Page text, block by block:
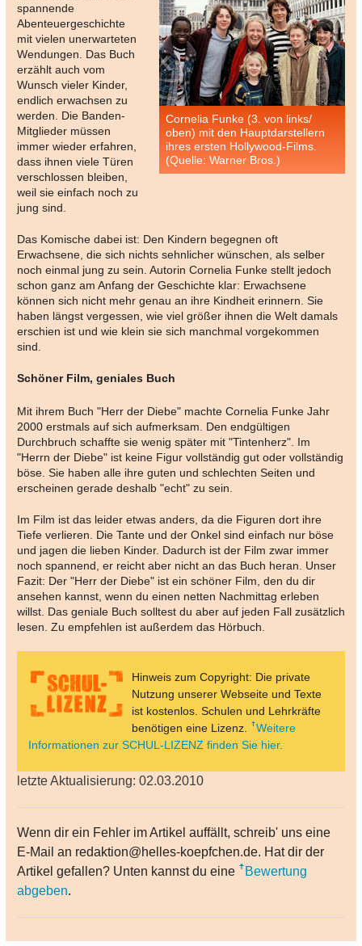
Cornelia Funke (3. von links/
oben) mit den Hauptdarstellern
ihres ersten Hollywood-Films.
(Quelle: Warner Bros.)
spannende
Abenteuergeschichte
mit vielen unerwarteten
Wendungen. Das Buch
erzählt auch vom
Wunsch vieler Kinder,
endlich erwachsen zu
werden. Die Banden-
Mitglieder müssen
immer wieder erfahren,
dass ihnen viele Türen
verschlossen bleiben,
weil sie einfach noch zu
jung sind.
Das Komische dabei ist: Den Kindern begegnen oft
Erwachsene, die sich nichts sehnlicher wünschen, als selber
noch einmal jung zu sein. Autorin Cornelia Funke stellt jedoch
schon ganz am Anfang der Geschichte klar: Erwachsene
können sich nicht mehr genau an ihre Kindheit erinnern. Sie
haben längst vergessen, wie viel größer ihnen die Welt damals
erschien ist und wie klein sie sich manchmal vorgekommen
sind.
Schöner Film, geniales Buch
Mit ihrem Buch "Herr der Diebe" machte Cornelia Funke Jahr
2000 erstmals auf sich aufmerksam. Den endgültigen
Durchbruch schaffte sie wenig später mit "Tintenherz". Im
"Herrn der Diebe" ist keine Figur vollständig gut oder vollständig
böse. Sie haben alle ihre guten und schlechten Seiten und
erscheinen gerade deshalb "echt" zu sein.
Im Film ist das leider etwas anders, da die Figuren dort ihre
Tiefe verlieren. Die Tante und der Onkel sind einfach nur böse
und jagen die lieben Kinder. Dadurch ist der Film zwar immer
noch spannend, er reicht aber nicht an das Buch heran. Unser
Fazit: Der "Herr der Diebe" ist ein schöner Film, den du dir
ansehen kannst, wenn du einen netten Nachmittag erleben
willst. Das geniale Buch solltest du aber auf jeden Fall zusätzlich
lesen. Zu empfehlen ist außerdem das Hörbuch.
Hinweis zum Copyright: Die private
Nutzung unserer Webseite und Texte
ist kostenlos. Schulen und Lehrkräfte
benötigen eine Lizenz.
Weitere
Informationen zur SCHUL-LIZENZ finden Sie hier.
letzte Aktualisierung: 02.03.2010
Wenn dir ein Fehler im Artikel auffällt, schreib' uns eine
E-Mail an redaktion@helles-koepfchen.de. Hat dir der
Artikel gefallen? Unten kannst du eine
Bewertung
abgeben.